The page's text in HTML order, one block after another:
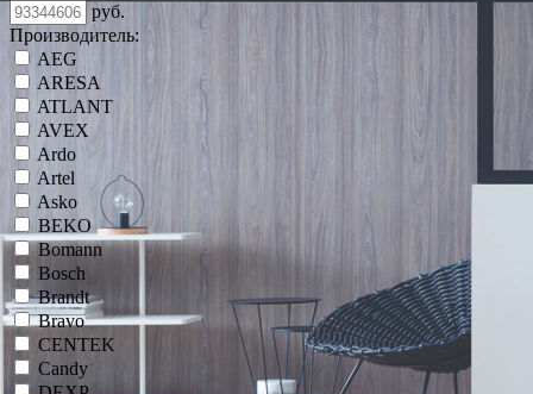
руб.
Производитель:
AEG
ARESA
ATLANT
AVEX
Ardo
Artel
Asko
BEKO
Bomann
Bosch
Brandt
Bravo
CENTEK
Candy